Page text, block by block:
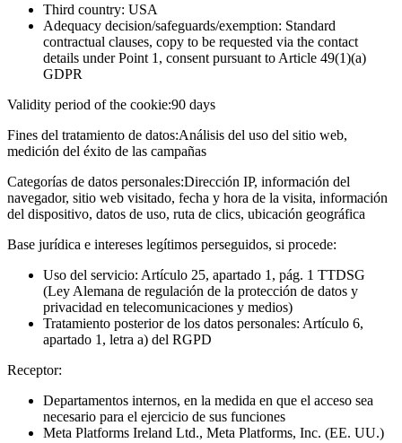
Third country: USA
Adequacy decision/safeguards/exemption: Standard
contractual clauses, copy to be requested via the contact
details under Point 1, consent pursuant to Article 49(1)(a)
GDPR
Validity period of the cookie:90 days
Fines del tratamiento de datos:Análisis del uso del sitio web,
medición del éxito de las campañas
Categorías de datos personales:Dirección IP, información del
navegador, sitio web visitado, fecha y hora de la visita, información
del dispositivo, datos de uso, ruta de clics, ubicación geográfica
Base jurídica e intereses legítimos perseguidos, si procede:
Uso del servicio: Artículo 25, apartado 1, pág. 1 TTDSG
(Ley Alemana de regulación de la protección de datos y
privacidad en telecomunicaciones y medios)
Tratamiento posterior de los datos personales: Artículo 6,
apartado 1, letra a) del RGPD
Receptor:
Departamentos internos, en la medida en que el acceso sea
necesario para el ejercicio de sus funciones
Meta Platforms Ireland Ltd., Meta Platforms, Inc. (EE. UU.)